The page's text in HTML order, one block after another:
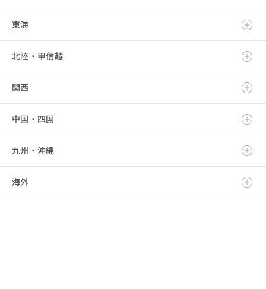
岩手県
宮城県
秋田県
山形県
福島県
茨城県
栃木県
群馬県
埼玉県
千葉県
東京都
東海
岐阜県
静岡県
愛知県
三重県
北陸・甲信越
新潟県
富山県
石川県
福井県
関西
滋賀県
京都府
大阪府
中国・四国
鳥取県
島根県
九州・沖縄
福岡県
海外